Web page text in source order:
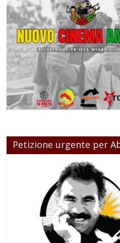
Petizione urgente per